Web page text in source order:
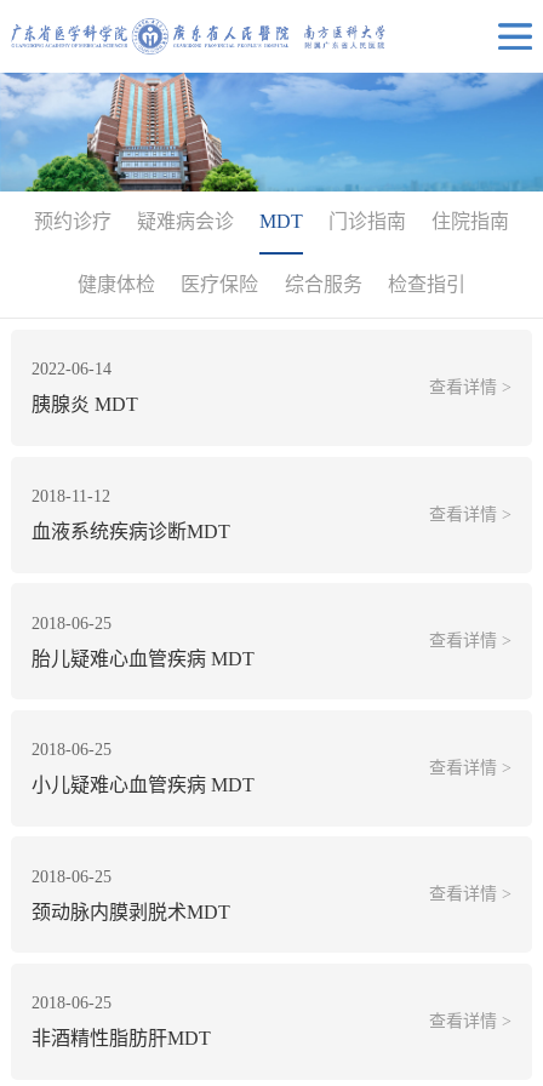
预约诊疗 疑难病会诊 MDT 门诊指南 住院指南
健康体检 医疗保险 综合服务 检查指引
2022-06-14
胰腺炎 MDT
查看详情 >
2018-11-12
血液系统疾病诊断MDT
查看详情 >
2018-06-25
胎儿疑难心血管疾病 MDT
查看详情 >
2018-06-25
小儿疑难心血管疾病 MDT
查看详情 >
2018-06-25
颈动脉内膜剥脱术MDT
查看详情 >
2018-06-25
非酒精性脂肪肝MDT
查看详情 >